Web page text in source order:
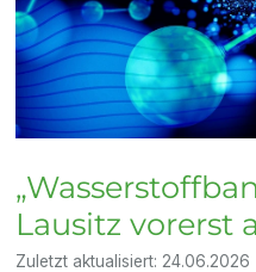
Lausitz vorerst
Zuletzt aktualisiert: 24.06.2026